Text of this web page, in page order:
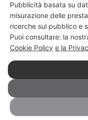
Pubblicità basata su
misurazione delle
ricerche sul pubblico e
Puoi consultare: la
Cookie Policy e la